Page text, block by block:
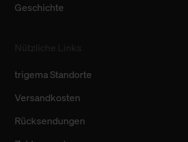
Geschichte
trigema Standorte
Versandkosten
Rücksendungen